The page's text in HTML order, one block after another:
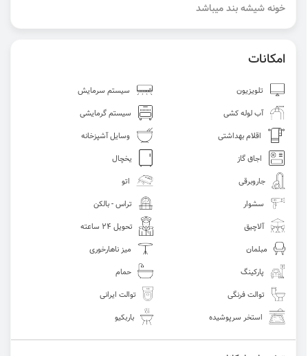
خونه شیشه بند میباشد
امکانات
تلویزیون
سیستم سرمایش
آب لوله کشی
سیستم گرمایشی
اقلام بهداشتی
وسایل آشپزخانه
اجاق گاز
یخچال
جاروبرقی
اتو
سشوار
تراس - بالکن
آلاچیق
تحویل 24 ساعته
مبلمان
میز ناهارخوری
پارکینگ
حمام
توالت فرنگی
توالت ایرانی
استخر سرپوشیده
باربکیو